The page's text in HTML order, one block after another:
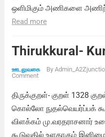
ஒளிமிகும் அணிகளை
Read more
Thirukkural-
ஊடலுவகை By
Comment
திருக்குறள்- குறள் 1328
கொல்லோ நுதல்வெயர்ப்பக்
விளக்கம் மு.வரதராசனார்
கூடுவதில் உளதாகும்